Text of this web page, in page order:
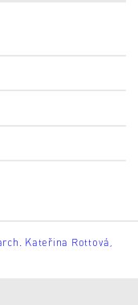
Kateřina Rottová,